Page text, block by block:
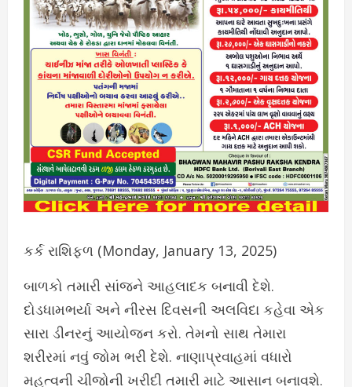
કર્ક રાશિફળ (Monday, January 13, 2025)
બાળકો તમારી સાંજને આહલાદક બનાવી દેશે.
દોડધામભર્યા અને નીરસ દિવસની અલવિદા કહેવા એક
સારા ડીનરનું આયોજન કરો. તેમનો સાથ તેમારા
શરીરમાં નવું જોમ ભરી દેશે. નાણાપ્રવાહમાં વધારો
મહત્વની ચીજોની ખરીદી તમારી માટે આસાન બનાવશે.